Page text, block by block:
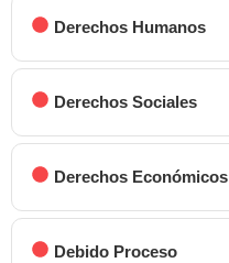
Derechos Humanos
Derechos Sociales
Derechos Económicos
Debido Proceso